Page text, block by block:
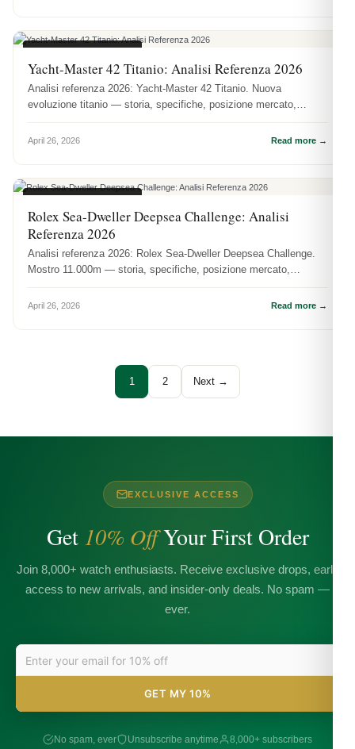
Yacht-Master 42 Titanio: Analisi Referenza 2026
Analisi referenza 2026: Yacht-Master 42 Titanio. Nuova
evoluzione titanio — storia, specifiche, posizione mercato,
April 26, 2026 Read more →
Rolex Sea-Dweller Deepsea Challenge: Analisi
Referenza 2026
Analisi referenza 2026: Rolex Sea-Dweller Deepsea Challenge.
Mostro 11.000m — storia, specifiche, posizione mercato,
April 26, 2026 Read more →
1 2 Next →
EXCLUSIVE ACCESS
Get 10% OffYour First Order
Join 8,000+ watch enthusiasts. Receive exclusive drops, early
access to new arrivals, and insider-only deals. No spam —
ever.
GET MY 10%
No spam, ever Unsubscribe anytime 8,000+ subscribers